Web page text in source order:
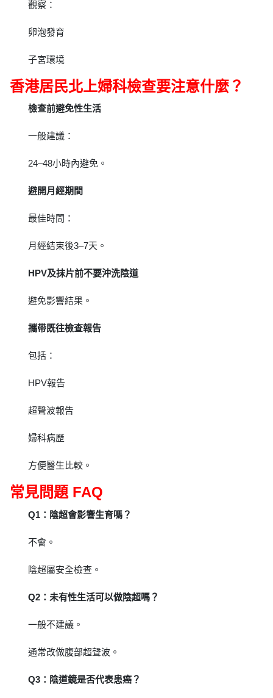
觀察：
卵泡發育
子宮環境
香港居民北上婦科檢查要注意什麼？
檢查前避免性生活
一般建議：
24–48小時內避免。
避開月經期間
最佳時間：
月經結束後3–7天。
HPV及抹片前不要沖洗陰道
避免影響結果。
攜帶既往檢查報告
包括：
HPV報告
超聲波報告
婦科病歷
方便醫生比較。
常見問題 FAQ
Q1：陰超會影響生育嗎？
不會。
陰超屬安全檢查。
Q2：未有性生活可以做陰超嗎？
一般不建議。
通常改做腹部超聲波。
Q3：陰道鏡是否代表患癌？